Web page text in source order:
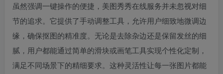
虽然强调一键操作的便捷，美图秀秀在线服务并未忽视对细
节的追求。它提供了手动调整工具，允许用户细致地微调边
缘，确保抠图的精准度。无论是去除杂边还是保留发丝的细
腻，用户都能通过简单的滑块或画笔工具实现个性化定制，
满足不同场景下的精细要求。这种灵活性让每一张图片都能